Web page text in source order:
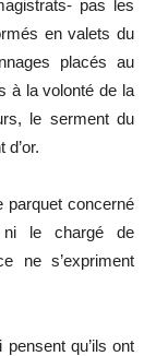
pas les
en valets du
placés au
à la volonté de la
le serment du
parquet concerné
ni le chargé de
ne s’expriment
qu’ils ont